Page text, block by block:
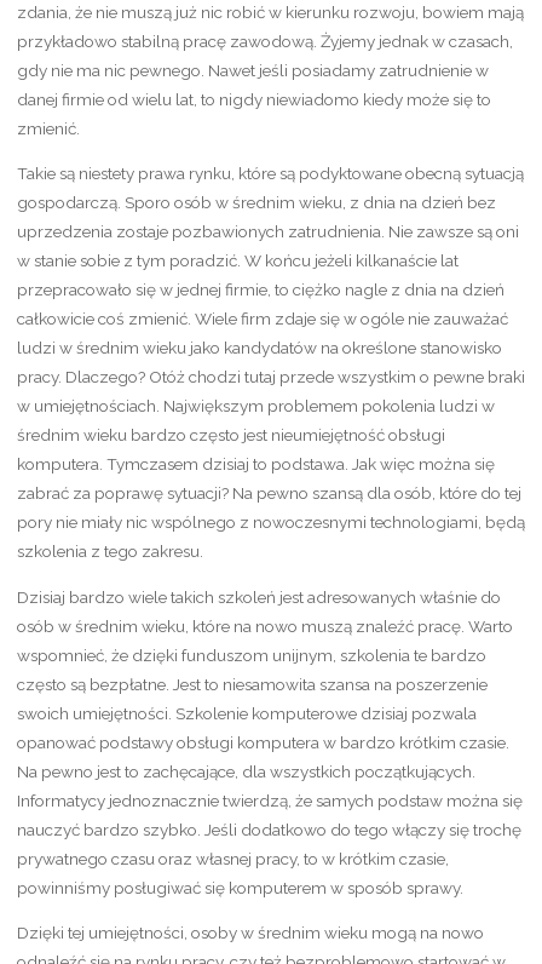
zdania, że nie muszą już nic robić w kierunku rozwoju, bowiem mają
przykładowo stabilną pracę zawodową. Żyjemy jednak w czasach,
gdy nie ma nic pewnego. Nawet jeśli posiadamy zatrudnienie w
danej firmie od wielu lat, to nigdy niewiadomo kiedy może się to
zmienić.
Takie są niestety prawa rynku, które są podyktowane obecną sytuacją
gospodarczą. Sporo osób w średnim wieku, z dnia na dzień bez
uprzedzenia zostaje pozbawionych zatrudnienia. Nie zawsze są oni
w stanie sobie z tym poradzić. W końcu jeżeli kilkanaście lat
przepracowało się w jednej firmie, to ciężko nagle z dnia na dzień
całkowicie coś zmienić. Wiele firm zdaje się w ogóle nie zauważać
ludzi w średnim wieku jako kandydatów na określone stanowisko
pracy. Dlaczego? Otóż chodzi tutaj przede wszystkim o pewne braki
w umiejętnościach. Największym problemem pokolenia ludzi w
średnim wieku bardzo często jest nieumiejętność obsługi
komputera. Tymczasem dzisiaj to podstawa. Jak więc można się
zabrać za poprawę sytuacji? Na pewno szansą dla osób, które do tej
pory nie miały nic wspólnego z nowoczesnymi technologiami, będą
szkolenia z tego zakresu.
Dzisiaj bardzo wiele takich szkoleń jest adresowanych właśnie do
osób w średnim wieku, które na nowo muszą znaleźć pracę. Warto
wspomnieć, że dzięki funduszom unijnym, szkolenia te bardzo
często są bezpłatne. Jest to niesamowita szansa na poszerzenie
swoich umiejętności. Szkolenie komputerowe dzisiaj pozwala
opanować podstawy obsługi komputera w bardzo krótkim czasie.
Na pewno jest to zachęcające, dla wszystkich początkujących.
Informatycy jednoznacznie twierdzą, że samych podstaw można się
nauczyć bardzo szybko. Jeśli dodatkowo do tego włączy się trochę
prywatnego czasu oraz własnej pracy, to w krótkim czasie,
powinniśmy posługiwać się komputerem w sposób sprawy.
Dzięki tej umiejętności, osoby w średnim wieku mogą na nowo